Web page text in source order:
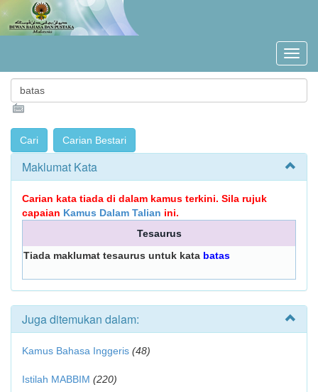
Maklumat Kata
Carian kata tiada di dalam kamus terkini. Sila rujuk
capaian Kamus Dalam Talian ini.
Tesaurus
Tiada maklumat tesaurus untuk kata batas
Juga ditemukan dalam:
Kamus Bahasa Inggeris (48)
Istilah MABBIM (220)